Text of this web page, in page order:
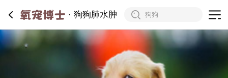
狗狗肺水肿